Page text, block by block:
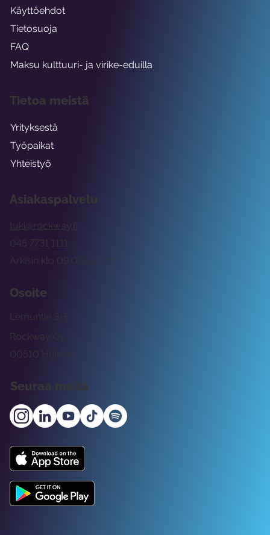
Asiakaspalvelu
tuki@rockway.fi
Arkisin klo 09:00 -15:00
045 7731 1111
Osoite
Rockway Oy
Lemuntie 3-5
00510 Helsinki
Seuraa meitä
Käyttöehdot
Tietosuoja
FAQ
Maksu kulttuuri- ja virike-eduilla
Tietoa meistä
Yrityksestä
Työpaikat
Yhteistyö